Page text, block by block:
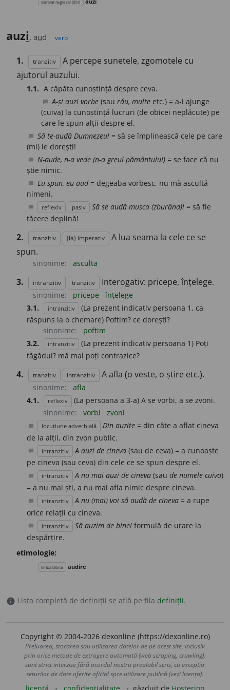
derivat regresiv (din)
auzi, aud verb
1. tranzitiv
A percepe sunetele, zgomotele cu
ajutorul auzului.
1.1. A căpăta cunoștință despre ceva.
chat_bubble A-și auzi vorbe (saurău, multe etc.) = a-i ajunge
(cuiva) la cunoștință lucruri (de obicei neplăcute) pe
care le spun alții despre el.
chat_bubble Să te-audă Dumnezeu! = să se împlinească cele pe care
(mi) le dorești!
chat_bubble N-aude, n-a vede (n-a greul pământului) = se face că nu
știe nimic.
chat_bubble Eu spun, eu aud= degeaba vorbesc, nu mă ascultă
nimeni.
chat_bubble reflexiv pasiv Să se audă musca (zburând)!= să fie
tăcere deplină!
2. tranzitiv (la) imperativ
A lua seama la cele ce se
spun.
sinonime: asculta
3. intranzitiv tranzitiv Interogativ: pricepe, înțelege.
sinonime: pricepe
înțelege
3.1.
intranzitiv
(La prezent indicativ persoana 1, ca
răspuns la o chemare) Poftim? ce dorești?
sinonime:
poftim
3.2.
intranzitiv
(La prezent indicativ persoana 1) Poți
tăgădui? mă mai poți contrazice?
4. tranzitiv intranzitiv A afla (o veste, o știre etc.).
sinonime:
afla
4.1.
reflexiv
(La persoana a 3-a) A se vorbi, a se zvoni.
sinonime:
vorbi zvoni
locuțiune adverbială Din auzite = din câte a aflat cineva
de la alții, din zvon public.
chat_bubble intranzitiv A auzi de cineva (sau de ceva) = a cunoaște
pe cineva (sau ceva) din cele ce se spun despre el.
intranzitiv A nu mai auzi de cineva (sau de numele cuiva)
= a nu mai ști, a nu mai afla nimic despre cineva.
intranzitiv A nu (mai) voi să audă de cineva = a rupe
orice relații cu cineva.
chat_bubble intranzitiv Să auzim de bine! formulă de urare la
despărțire.
etimologie:
limba latină audire
info Lista completă de definiții se află pe fila definiții.
Copyright © 2004-2026 dexonline (https://dexonline.ro)
Preluarea, stocarea sau utilizarea datelor de pe acest site, inclusiv
prin orice metode de extragere automată (web scraping, crawling),
sunt strict interzise fără acordul nostru prealabil scris, cu excepția
seturilor de date oferite oficial spre utilizare publică (vezi licența).